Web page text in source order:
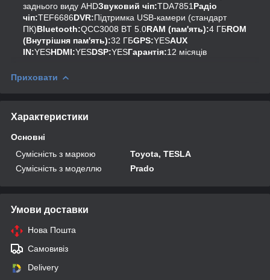
заднього виду AHDЗвуковий чіп:TDA7851 Радіо
чіп:TEF6686DVR:Підтримка USB-камери (стандарт
ПК)Bluetooth:QCC3008 BT 5.0RAM (пам'ять):4 ГБROM
(Внутрішня пам'ять):32 ГБGPS:YESAUX
IN:YESHDMI:YESDSP:YESГарантія:12 місяців
Приховати
Характеристики
Основні
Сумісність з маркою
Toyota, TESLA
Сумісність з моделлю
Prado
Умови доставки
Нова Пошта
Самовивіз
Delivery